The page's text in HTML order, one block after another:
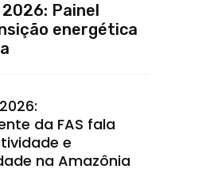
Painel
energética
da FAS fala
e
na Amazônia